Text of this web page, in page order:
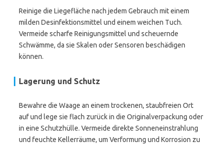
Reinige die Liegefläche nach jedem Gebrauch mit einem
milden Desinfektionsmittel und einem weichen Tuch.
Vermeide scharfe Reinigungsmittel und scheuernde
Schwämme, da sie Skalen oder Sensoren beschädigen
können.
Lagerung und Schutz
Bewahre die Waage an einem trockenen, staubfreien Ort
auf und lege sie flach zurück in die Originalverpackung oder
in eine Schutzhülle. Vermeide direkte Sonneneinstrahlung
und feuchte Kellerräume, um Verformung und Korrosion zu